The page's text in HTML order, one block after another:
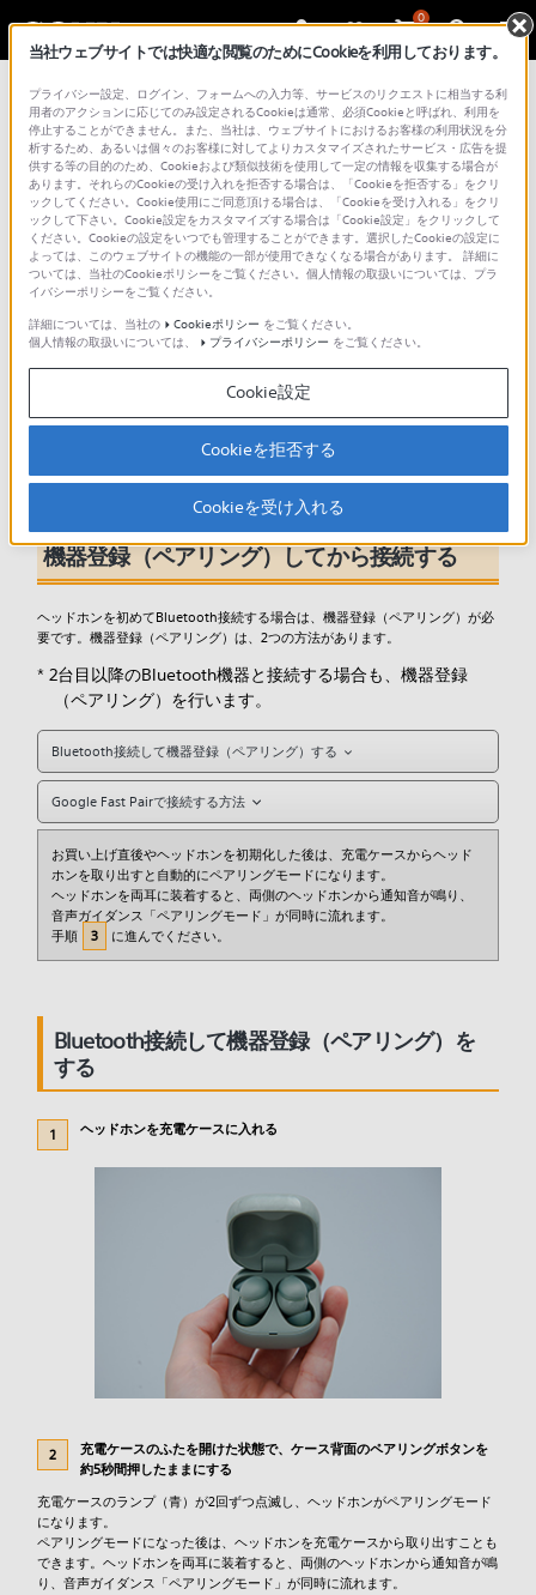
0
LinkBuds Fit (WF-LS910N)|スマート
フォンやウォークマンと接続する
LinkBuds FitとスマートフォンやウォークマンなどのBluetooth機器と機器登
録（ペアリング）してから接続する方法を紹介します。
パソコンとの接続方法は、以下のページをご確認ください。
LinkBuds Fit パソコンと接続する
機器登録（ペアリング）してから接続する
ヘッドホンを初めてBluetooth接続する場合は、機器登録（ペアリング）が必
要です。機器登録（ペアリング）は、2つの方法があります。
* 2台目以降のBluetooth機器と接続する場合も、機器登録
（ペアリング）を行います。
Bluetooth接続して機器登録（ペアリング）する
Google Fast Pairで接続する方法
お買い上げ直後やヘッドホンを初期化した後は、充電ケースからヘッド
ホンを取り出すと自動的にペアリングモードになります。
ヘッドホンを両耳に装着すると、両側のヘッドホンから通知音が鳴り、
音声ガイダンス「ペアリングモード」が同時に流れます。
手順
3 に進んでください。
Bluetooth接続して機器登録（ペアリング）を
する
ヘッドホンを充電ケースに入れる
充電ケースのふたを開けた状態で、ケース背面のペアリングボタンを
約5秒間押したままにする
充電ケースのランプ（青）が2回ずつ点滅し、ヘッドホンがペアリングモード
になります。
ペアリングモードになった後は、ヘッドホンを充電ケースから取り出すことも
できます。ヘッドホンを両耳に装着すると、両側のヘッドホンから通知音が鳴
り、音声ガイダンス「ペアリングモード」が同時に流れます。
当社ウェブサイトでは快適な閲覧のためにCookieを利用しております。
プライバシー設定、ログイン、フォームへの入力等、サービスのリクエストに相当する利
用者のアクションに応じてのみ設定されるCookieは通常、必須Cookieと呼ばれ、利用を
停止することができません。また、当社は、ウェブサイトにおけるお客様の利用状況を分
析するため、あるいは個々のお客様に対してよりカスタマイズされたサービス・広告を提
供する等の目的のため、Cookieおよび類似技術を使用して一定の情報を収集する場合が
あります。それらのCookieの受け入れを拒否する場合は、「Cookieを拒否する」をクリ
ックしてください。Cookie使用にご同意頂ける場合は、「Cookieを受け入れる」をクリ
ックして下さい。Cookie設定をカスタマイズする場合は「Cookie設定」をクリックして
ください。Cookieの設定をいつでも管理することができます。選択したCookieの設定に
よっては、このウェブサイトの機能の一部が使用できなくなる場合があります。 詳細に
ついては、当社のCookieポリシーをご覧ください。個人情報の取扱いについては、プラ
イバシーポリシーをご覧ください。
詳細については、当社の
Cookieポリシー をご覧ください。
個人情報の取扱いについては、
プライバシーポリシー をご覧ください。
Cookie設定
Cookieを拒否する
Cookieを受け入れる